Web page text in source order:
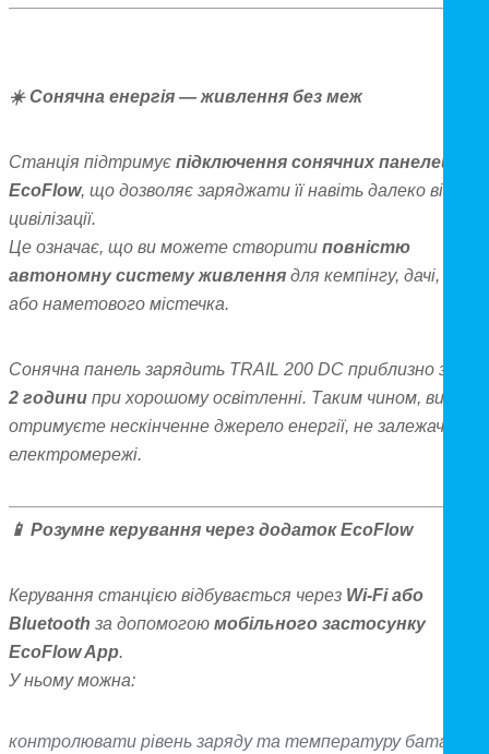
☀️Сонячна енергія — живлення без меж
Станція підтримує підключення сонячних панелей
EcoFlow, що дозволяє заряджати її навіть далеко від
цивілізації.
Це означає, що ви можете створити повністю
автономну систему живлення для кемпінгу, дачі,
або наметового містечка.
Сонячна панель зарядить TRAIL 200 DC приблизно за
2 години при хорошому освітленні. Таким чином, ви
отримуєте нескінченне джерело енергії, не залежачи від
електромережі.
📱 Розумне керування через додаток EcoFlow
Керування станцією відбувається через Wi-Fi або
Bluetooth за допомогою мобільного застосунку
EcoFlow App.
У ньому можна:
контролювати рівень заряду та температуру батареї;